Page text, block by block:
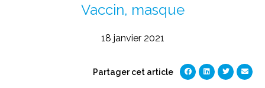
Vaccin, masque
18 janvier 2021
Partager cet article